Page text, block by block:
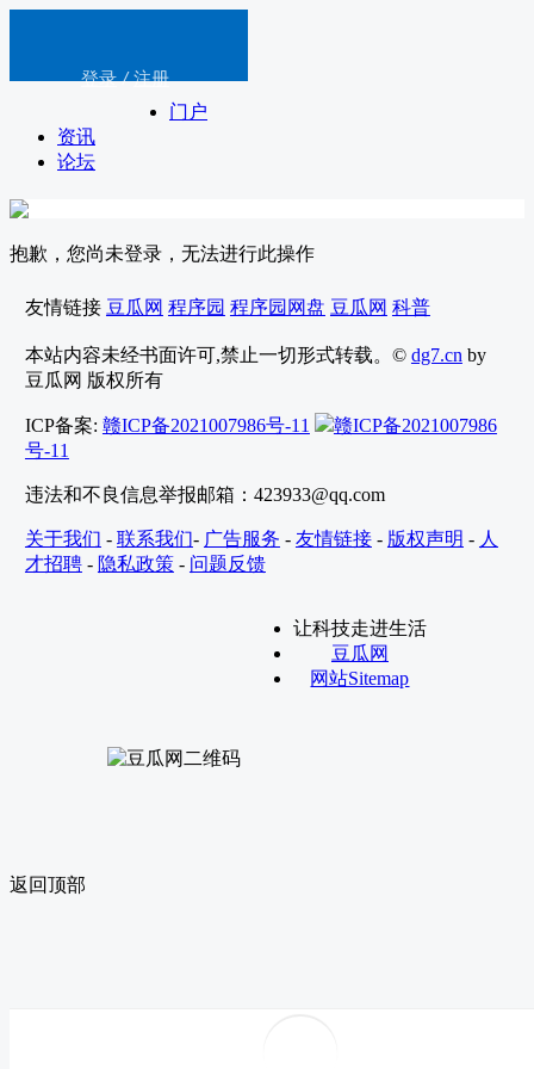
登录 / 注册
门户
资讯
论坛
抱歉，您尚未登录，无法进行此操作
友情链接 豆瓜网 程序园 程序园网盘 豆瓜网 科普
本站内容未经书面许可,禁止一切形式转载。© dg7.cn by
豆瓜网 版权所有
ICP备案: 赣ICP备2021007986号-11
赣ICP备2021007986
号-11
违法和不良信息举报邮箱：423933@qq.com
关于我们 - 联系我们- 广告服务 - 友情链接- 版权声明 - 人
才招聘- 隐私政策- 问题反馈
让科技走进生活
豆瓜网
网站Sitemap
返回顶部